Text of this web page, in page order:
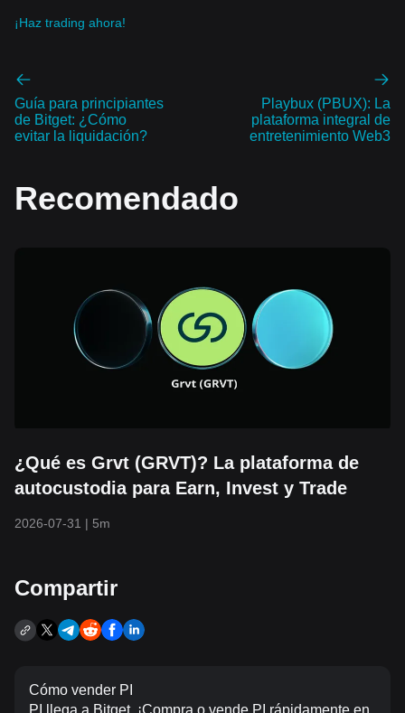
¡Haz trading ahora!
Guía para principiantes
de Bitget: ¿Cómo
evitar la liquidación?
Playbux (PBUX): La
plataforma integral de
entretenimiento Web3
Recomendado
¿Qué es Grvt (GRVT)? La plataforma de
autocustodia para Earn, Invest y Trade
2026-07-31 | 5m
Compartir
Cómo vender PI